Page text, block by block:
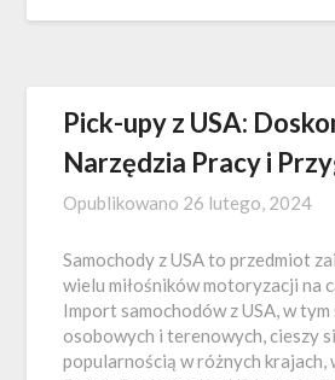
Pick-upy z USA:
Narzędzia Pracy i
Opublikowano 26 lutego, 2024
Samochody z USA to przedmiot
wielu miłośników motoryzacji na
Import samochodów z USA, w
osobowych i terenowych, cieszy
popularnością w różnych krajach,